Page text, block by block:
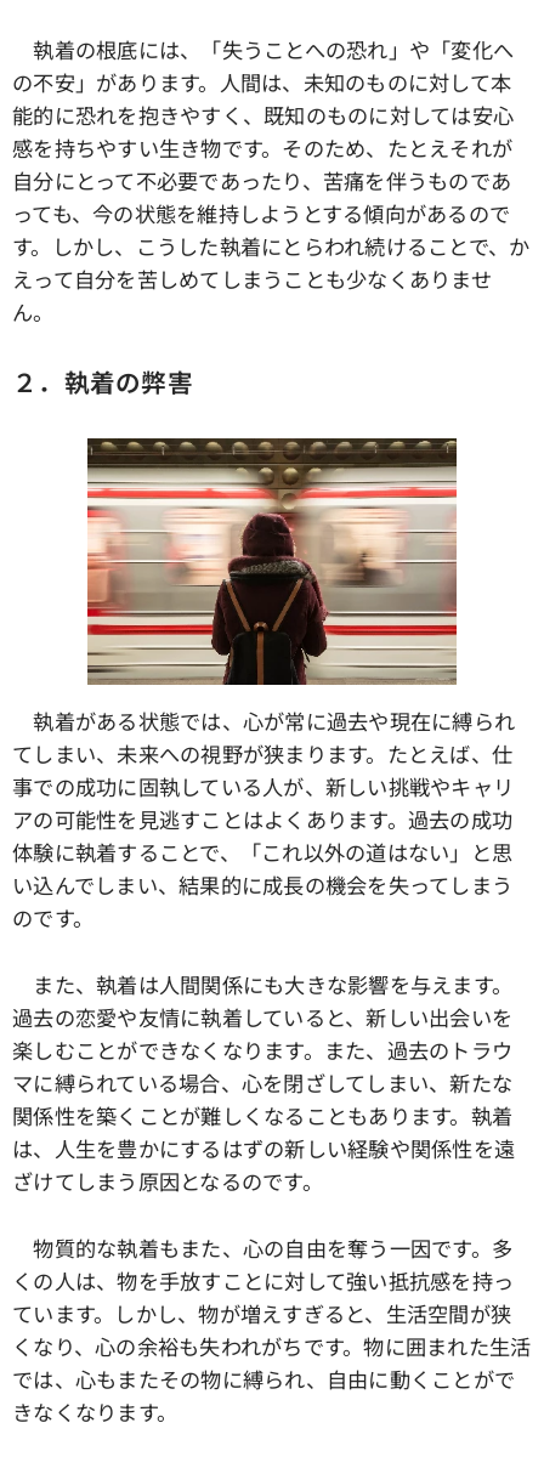
執着の根底には、「失うことへの恐れ」や「変化へ
の不安」があります。人間は、未知のものに対して本
能的に恐れを抱きやすく、既知のものに対しては安心
感を持ちやすい生き物です。そのため、たとえそれが
自分にとって不必要であったり、苦痛を伴うものであ
っても、今の状態を維持しようとする傾向があるので
す。しかし、こうした執着にとらわれ続けることで、か
えって自分を苦しめてしまうことも少なくありませ
ん。
２．執着の弊害
執着がある状態では、心が常に過去や現在に縛られ
てしまい、未来への視野が狭まります。たとえば、仕
事での成功に固執している人が、新しい挑戦やキャリ
アの可能性を見逃すことはよくあります。過去の成功
体験に執着することで、「これ以外の道はない」と思
い込んでしまい、結果的に成長の機会を失ってしまう
のです。
また、執着は人間関係にも大きな影響を与えます。
過去の恋愛や友情に執着していると、新しい出会いを
楽しむことができなくなります。また、過去のトラウ
マに縛られている場合、心を閉ざしてしまい、新たな
関係性を築くことが難しくなることもあります。執着
は、人生を豊かにするはずの新しい経験や関係性を遠
ざけてしまう原因となるのです。
物質的な執着もまた、心の自由を奪う一因です。多
くの人は、物を手放すことに対して強い抵抗感を持っ
ています。しかし、物が増えすぎると、生活空間が狭
くなり、心の余裕も失われがちです。物に囲まれた生活
では、心もまたその物に縛られ、自由に動くことがで
きなくなります。